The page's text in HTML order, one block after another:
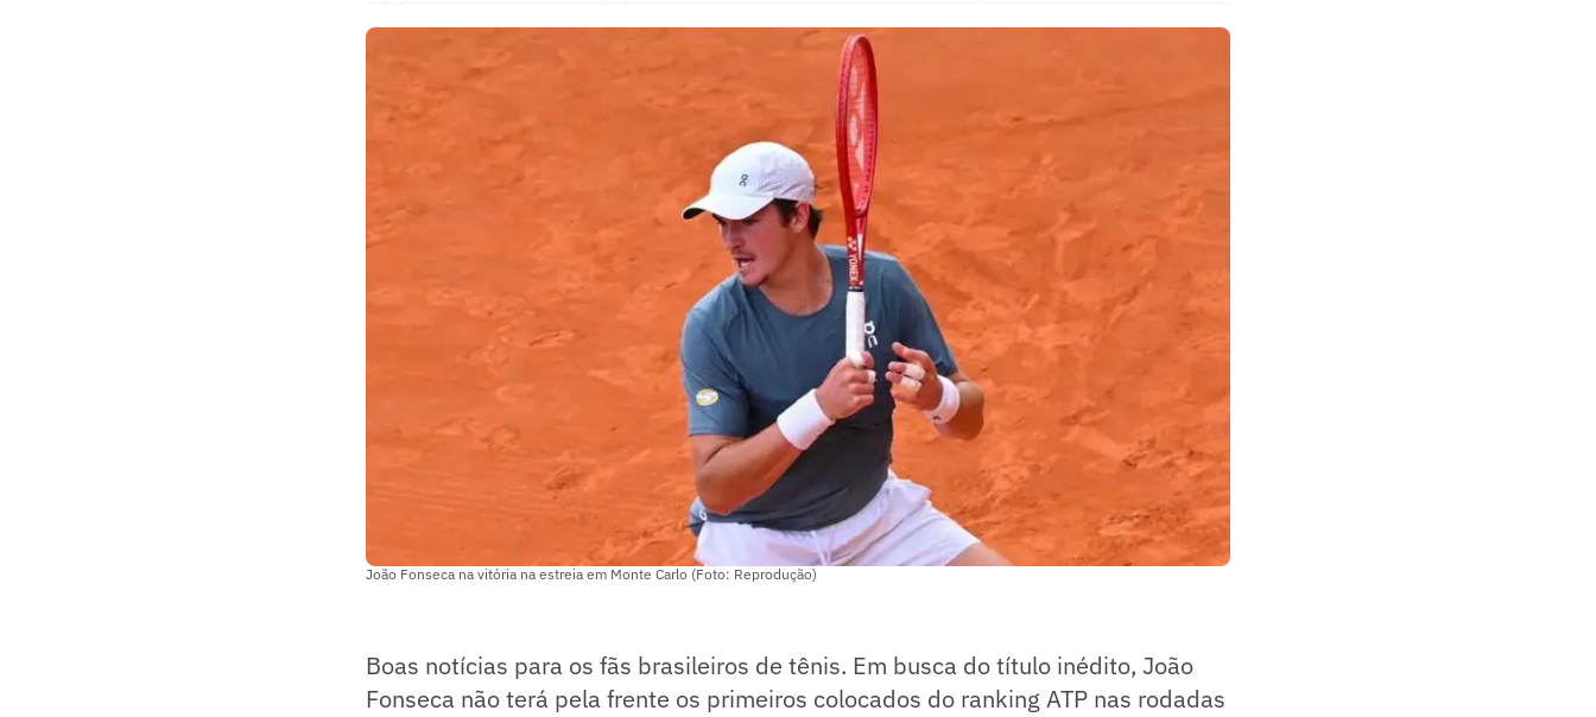
João Fonseca na vitória na estreia em Monte Carlo (Foto: Reprodução)
Boas notícias para os fãs brasileiros de tênis. Em busca do título inédito, João
Fonseca não terá pela frente os primeiros colocados do ranking ATP nas rodadas